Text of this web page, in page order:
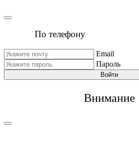
По телефону
Email
Пароль
Войти
Внимание